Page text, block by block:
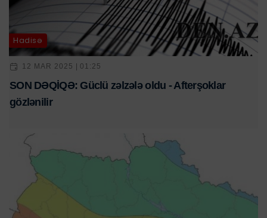
Hadisə
12 MAR 2025 | 01:25
SON DƏQİQƏ: Güclü zəlzələ oldu - Afterşoklar
gözlənilir